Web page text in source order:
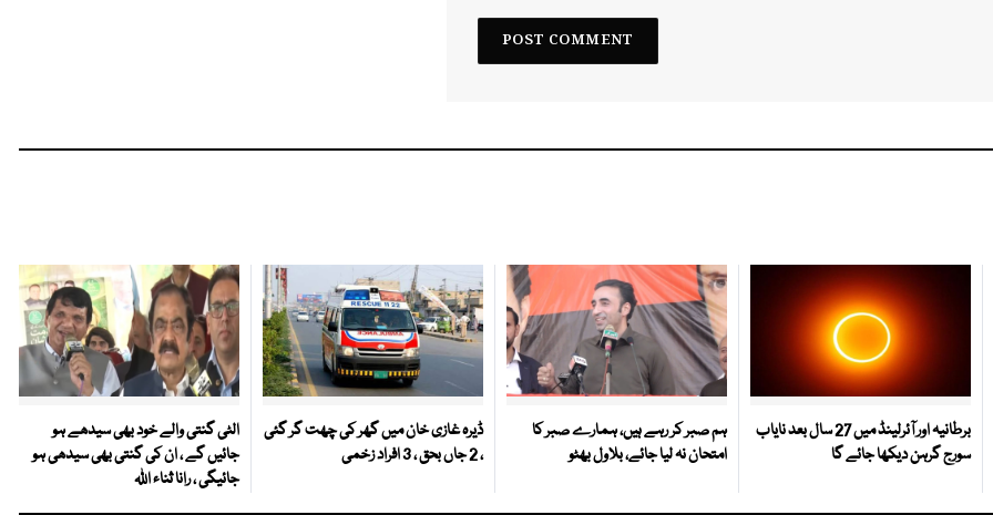
برطانیہ اور آئرلینڈ میں 27 سال بعد نایاب
سورج گرہن دیکھا جائے گا
ہم صبر کر رہے ہیں، ہمارے صبر کا
امتحان نہ لیا جائے، بلاول بھٹو
ڈیرہ غازی خان میں گھر کی چھت گر گئی
، 2 جاں بحق ، 3 افراد زخمی
الٹی گنتی والے خود بھی سیدھے ہو
جائیں گے ، ان کی گنتی بھی سیدھی ہو
جائیگی ، رانا ثناء اللہ